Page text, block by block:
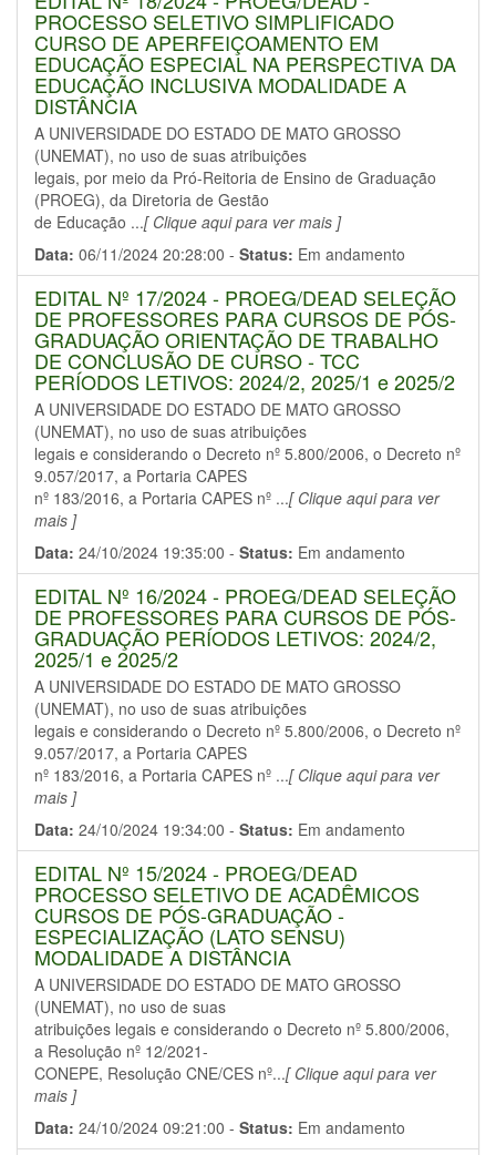
PROCESSO SELETIVO SIMPLIFICADO
CURSO DE APERFEIÇOAMENTO EM
EDUCAÇÃO ESPECIAL NA PERSPECTIVA DA
EDUCAÇÃO INCLUSIVA MODALIDADE A
DISTÂNCIA
A UNIVERSIDADE DO ESTADO DE MATO GROSSO
(UNEMAT), no uso de suas atribuições
legais, por meio da Pró-Reitoria de Ensino de Graduação
(PROEG), da Diretoria de Gestão
de Educação ...[ Clique aqui para ver mais ]
Data: 06/11/2024 20:28:00 - Status: Em andamento
EDITAL Nº 17/2024 - PROEG/DEAD SELEÇÃO
DE PROFESSORES PARA CURSOS DE PÓS-
GRADUAÇÃO ORIENTAÇÃO DE TRABALHO
DE CONCLUSÃO DE CURSO - TCC
PERÍODOS LETIVOS: 2024/2, 2025/1 e 2025/2
A UNIVERSIDADE DO ESTADO DE MATO GROSSO
(UNEMAT), no uso de suas atribuições
legais e considerando o Decreto nº 5.800/2006, o Decreto nº
9.057/2017, a Portaria CAPES
nº 183/2016, a Portaria CAPES nº ...[ Clique aqui para ver
mais ]
Data: 24/10/2024 19:35:00 - Status: Em andamento
EDITAL Nº 16/2024 - PROEG/DEAD SELEÇÃO
DE PROFESSORES PARA CURSOS DE PÓS-
GRADUAÇÃO PERÍODOS LETIVOS: 2024/2,
2025/1 e 2025/2
A UNIVERSIDADE DO ESTADO DE MATO GROSSO
(UNEMAT), no uso de suas atribuições
legais e considerando o Decreto nº 5.800/2006, o Decreto nº
9.057/2017, a Portaria CAPES
nº 183/2016, a Portaria CAPES nº ...[ Clique aqui para ver
mais ]
Data: 24/10/2024 19:34:00 - Status: Em andamento
EDITAL Nº 15/2024 - PROEG/DEAD
PROCESSO SELETIVO DE ACADÊMICOS
CURSOS DE PÓS-GRADUAÇÃO -
ESPECIALIZAÇÃO (LATO SENSU)
MODALIDADE A DISTÂNCIA
A UNIVERSIDADE DO ESTADO DE MATO GROSSO
(UNEMAT), no uso de suas
atribuições legais e considerando o Decreto nº 5.800/2006,
a Resolução nº 12/2021-
CONEPE, Resolução CNE/CES nº...[ Clique aqui para ver
mais ]
Data: 24/10/2024 09:21:00 - Status: Em andamento